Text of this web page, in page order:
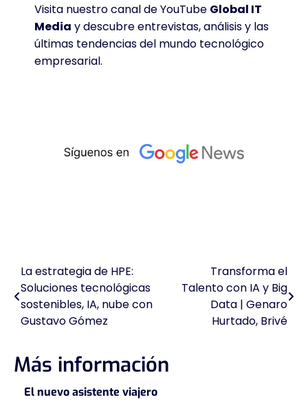
Visita nuestro canal de YouTube Global IT
Media y descubre entrevistas, análisis y las
últimas tendencias del mundo tecnológico
empresarial.
Navegación
de
entradas
La estrategia de HPE:
Soluciones tecnológicas
sostenibles, IA, nube con
Gustavo Gómez
Transforma el
Talento con IA y Big
Data | Genaro
Hurtado, Brivé
Más información
El nuevo asistente viajero